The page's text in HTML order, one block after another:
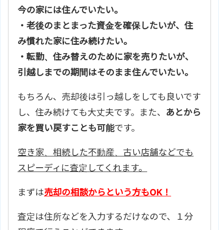
今の家には住んでいたい。
・老後のまとまった資金を確保したいが、住
み慣れた家に住み続けたい。
・転勤、住み替えのために家を売りたいが、
引越しまでの期間はそのまま住んでいたい。
もちろん、売却後は引っ越しをしても良いです
し、住み続けても大丈夫です。また、 あとから
家を買い戻すことも可能です。
空き家、相続した不動産、古い店舗などでも
スピーディに査定してくれます。
まずは売却の相談からという方もOK！
査定は住所などを入力するだけなので、１分